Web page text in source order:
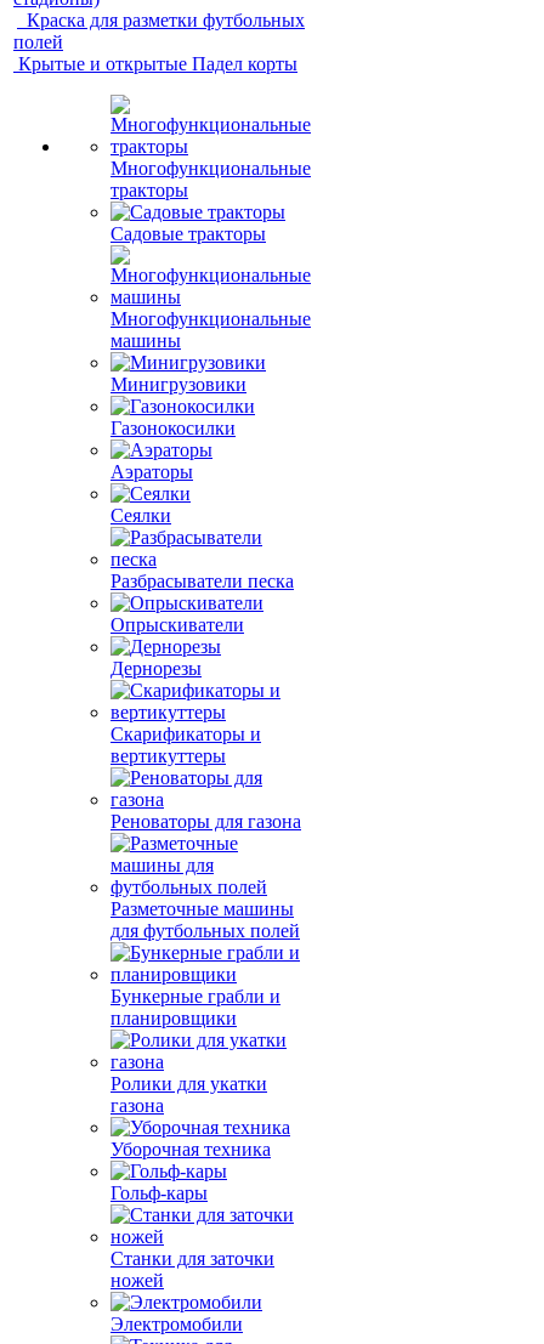
Краска для разметки футбольных
полей
Крытые и открытые Падел корты
Многофункциональные
тракторы
Садовые тракторы
Многофункциональные
машины
Минигрузовики
Газонокосилки
Аэраторы
Сеялки
Разбрасыватели песка
Опрыскиватели
Дернорезы
Скарификаторы и
вертикуттеры
Реноваторы для газона
Разметочные машины
для футбольных полей
Бункерные грабли и
планировщики
Ролики для укатки
газона
Уборочная техника
Гольф-кары
Станки для заточки
ножей
Электромобили